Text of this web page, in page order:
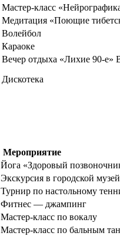
Мастер-класс
Медитация «Поющие
Волейбол
Караоке
Вечер отдыха «Лихие 90-е»
Дискотека
Мероприятие
Йога «Здоровый
Экскурсия в городской
Турнир по настольному
Фитнес — джампинг
Мастер-класс по вокалу
Мастер-класс по бальным